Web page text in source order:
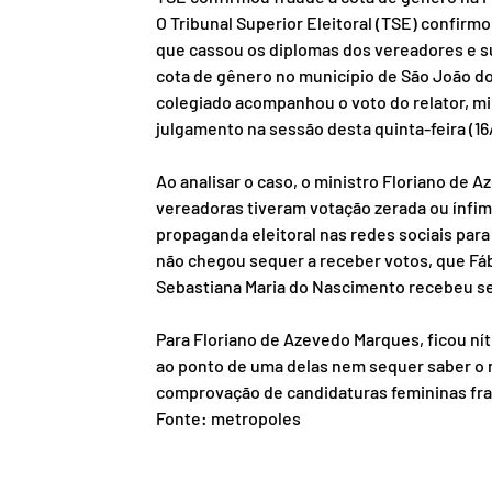
O Tribunal Superior Eleitoral (TSE)
que cassou os diplomas dos vereadores e
cota de gênero no município de São João
colegiado acompanhou o voto do relator,
julgamento na sessão desta quinta-feira (16/
Ao analisar o caso, o ministro Floriano de
vereadoras tiveram votação zerada ou
propaganda eleitoral nas redes sociais
não chegou sequer a receber votos, que
Sebastiana Maria do Nascimento recebeu
Para Floriano de Azevedo Marques, ficou
ao ponto de uma delas nem sequer saber
comprovação de candidaturas femininas
Fonte: metropoles